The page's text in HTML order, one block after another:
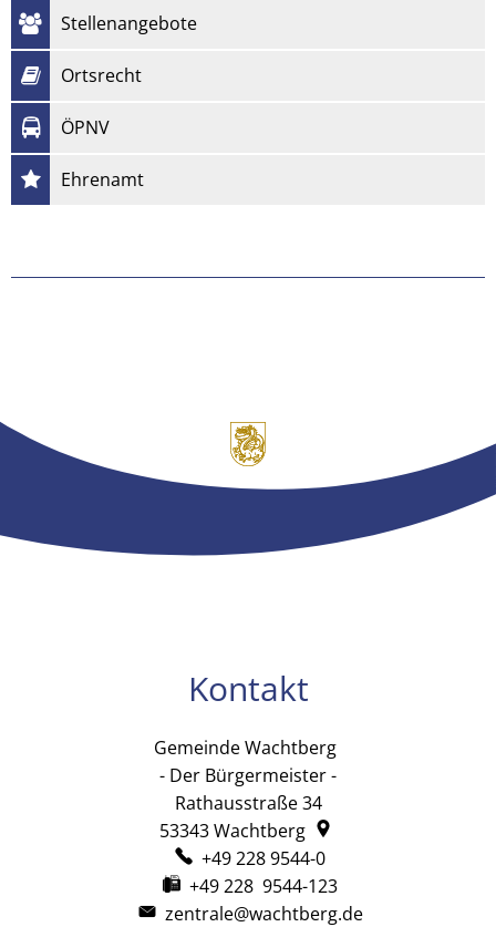
Stellenangebote
Ortsrecht
ÖPNV
Ehrenamt
Kontakt
Gemeinde Wachtberg
- Der Bürgermeister -
Rathausstraße 34
53343Wachtberg
+49 228 9544-0
+49 228 9544-123
zentrale@wachtberg.de